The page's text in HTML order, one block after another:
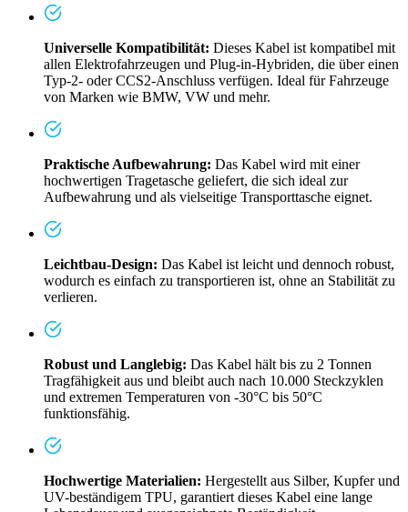
Universelle Kompatibilität: Dieses Kabel ist kompatibel mit
allen Elektrofahrzeugen und Plug-in-Hybriden, die über einen
Typ-2- oder CCS2-Anschluss verfügen. Ideal für Fahrzeuge
von Marken wie BMW, VW und mehr.
Praktische Aufbewahrung: Das Kabel wird mit einer
hochwertigen Tragetasche geliefert, die sich ideal zur
Aufbewahrung und als vielseitige Transporttasche eignet.
Leichtbau-Design: Das Kabel ist leicht und dennoch robust,
wodurch es einfach zu transportieren ist, ohne an Stabilität zu
verlieren.
Robust und Langlebig: Das Kabel hält bis zu 2 Tonnen
Tragfähigkeit aus und bleibt auch nach 10.000 Steckzyklen
und extremen Temperaturen von -30°C bis 50°C
funktionsfähig.
Hochwertige Materialien: Hergestellt aus Silber, Kupfer und
UV-beständigem TPU, garantiert dieses Kabel eine lange